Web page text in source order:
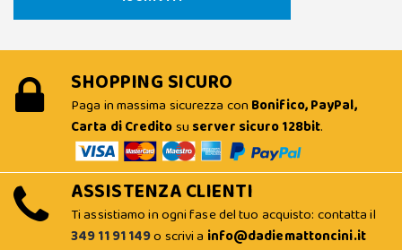
SHOPPING SICURO
Paga in massima sicurezza con Bonifico, PayPal,
Carta di Creditosu server sicuro 128bit.
ASSISTENZA CLIENTI
Ti assistiamo in ogni fase del tuo acquisto: contatta il
349 11 91 149o scrivi a info@dadiemattoncini.it